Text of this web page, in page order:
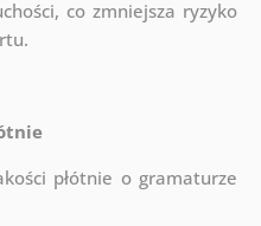
co zmniejsza ryzyko
płótnie o gramaturze